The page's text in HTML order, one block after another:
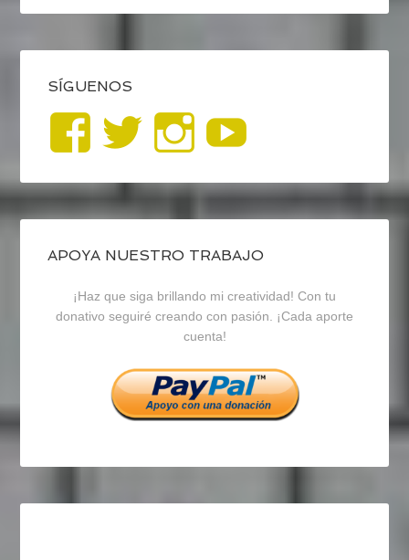
SÍGUENOS
Ver
perfil
de
blogrecursosep
en
Facebook
Ver
perfil
de
recursosep
en
Twitter
Ver
perfil
de
recursosep
en
Instagram
APOYA NUESTRO TRABAJO
¡Haz que siga brillando mi creatividad! Con tu
donativo seguiré creando con pasión. ¡Cada aporte
cuenta!